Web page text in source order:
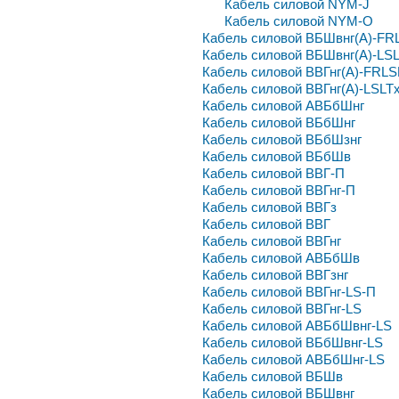
Кабель силовой NYM-J
Кабель силовой NYM-O
Кабель силовой ВБШвнг(А)-
Кабель силовой ВБШвнг(А)-
Кабель силовой ВВГнг(А)-
Кабель силовой ВВГнг(А)-LSLTx
Кабель силовой АВБбШнг
Кабель силовой ВБбШнг
Кабель силовой ВБбШзнг
Кабель силовой ВБбШв
Кабель силовой ВВГ-П
Кабель силовой ВВГнг-П
Кабель силовой ВВГз
Кабель силовой ВВГ
Кабель силовой ВВГнг
Кабель силовой АВБбШв
Кабель силовой ВВГзнг
Кабель силовой ВВГнг-LS-П
Кабель силовой ВВГнг-LS
Кабель силовой АВБбШвнг-LS
Кабель силовой ВБбШвнг-LS
Кабель силовой АВБбШнг-LS
Кабель силовой ВБШв
Кабель силовой ВБШвнг